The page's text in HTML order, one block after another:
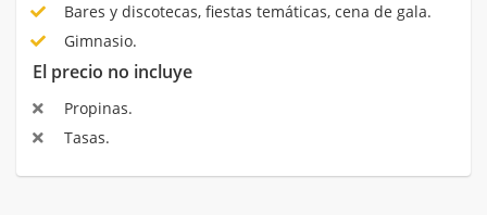
Bares y discotecas, fiestas temáticas, cena de gala.
Gimnasio.
El precio no incluye
Propinas.
Tasas.